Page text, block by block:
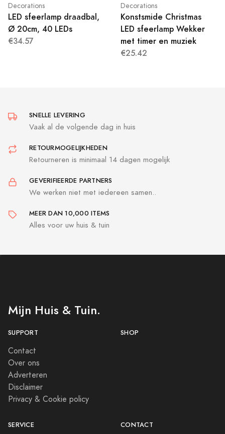
Decorations
LED sfeerlamp draadbal,
Ø 20cm, 40 LEDs
€34.57
Decorations
Konstsmide Christmas
LED sfeerlamp Wekker
met timer en muziek
€25.42
SNELLE LEVERING
Vaak al de volgende dag in huis
RETOURMOGELIJKHEDEN
Retourneren is minimaal 14 dagen mogelijk
GEVERIFIEERDE PARTNERS
We werken niet met iedereen samen..
MEER DAN 10,000 ITEMS
Alles voor uw huis & tuin
Mijn Huis & Tuin.
SUPPORT
Contact
Over ons
Adverteren
Disclaimer
Privacy & Cookie policy
SHOP
SERVICE CONTACT